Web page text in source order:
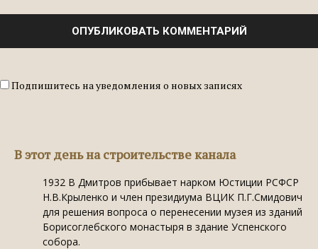
Подпишитесь на уведомления о новых записях
В этот день на строительстве канала
1932 В Дмитров прибывает нарком Юстиции РСФСР
Н.В.Крыленко и член президиума ВЦИК П.Г.Смидович
для решения вопроса о перенесении музея из зданий
Борисоглебского монастыря в здание Успенского
собора.